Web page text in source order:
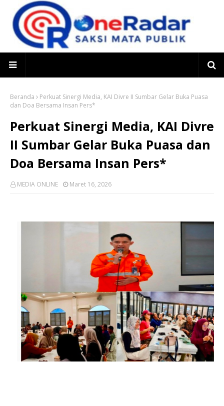
Beranda
Perkuat Sinergi Media, KAI Divre II Sumbar Gelar Buka Puasa
dan Doa Bersama Insan Pers*
Perkuat Sinergi Media, KAI Divre
II Sumbar Gelar Buka Puasa dan
Doa Bersama Insan Pers*
MEDIA ONLINE Maret 16, 2026